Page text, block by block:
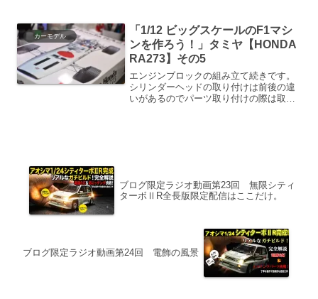
テープを貼って型紙を作...
カーモデル
「1/12 ビッグスケールのF1マシ
ンを作ろう！」タミヤ【HONDA
RA273】その5
エンジンブロックの組み立て続きです。
シリンダーヘッドの取り付けは前後の違
いがあるのでパーツ取り付けの際は取説
ブログ限定ラジオ動画第23回 無限シティ
ターボⅡR全長版限定配信はここだけ。
ブログ限定ラジオ動画第24回 電飾の風景